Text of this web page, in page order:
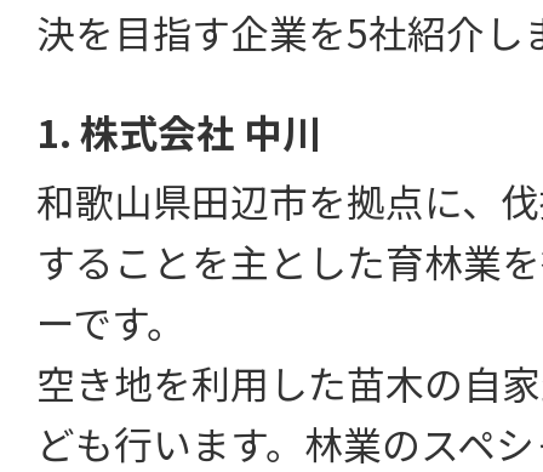
決を目指す企業を5社紹介し
1. 株式会社 中川
和歌山県田辺市を拠点に、
することを主とした育林業
ーです。
空き地を利用した苗木の自
ども行います。林業のスペ